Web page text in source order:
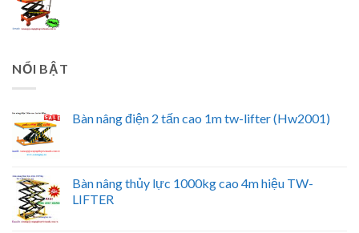
NỔI BẬT
Bàn nâng điện 2 tấn cao 1m tw-lifter (Hw2001)
Bàn nâng thủy lực 1000kg cao 4m hiệu TW-
LIFTER